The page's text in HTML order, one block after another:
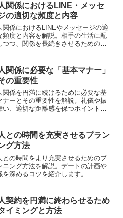
関係におけるLINE・メッセ
の適切な頻度と内容
関係におけるLINEやメッセージの適
頻度と内容を解説。相手の生活に配
つつ、関係を長続きさせるための連
関係に必要な「基本マナー」
の重要性
関係を円満に続けるために必要な基
ナーとその重要性を解説。礼儀や振
い、適切な距離感を保つポイントを
との時間を充実させるプラン
グ方法
との時間をより充実させるためのプ
ニング方法を解説。デートの計画や
を深めるコツを紹介します。
契約を円満に終わらせるため
イミングと方法